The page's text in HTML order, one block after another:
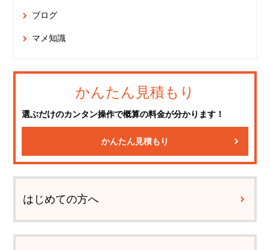
ブログ
マメ知識
かんたん見積もり
選ぶだけのカンタン操作で概算の料金が分かります！
かんたん見積もり
はじめての方へ